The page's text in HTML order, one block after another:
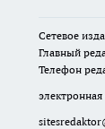
Сетевое
Главный
Телефон